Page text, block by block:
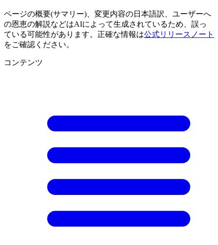
ページの概要(サマリー)、変更内容の日本語訳、ユーザーへ
の恩恵の解説などはAIによって生成されているため、誤っ
ている可能性があります。正確な情報は公式リリースノート
をご確認ください。
コンテンツ